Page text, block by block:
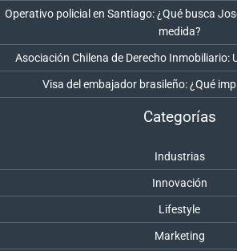
Operativo policial en Santiago: ¿Qué busca
medida?
Asociación Chilena de Derecho Inmobiliario:
Visa del embajador brasileño: ¿Qué
Categorías
Industrias
Innovación
Lifestyle
Marketing